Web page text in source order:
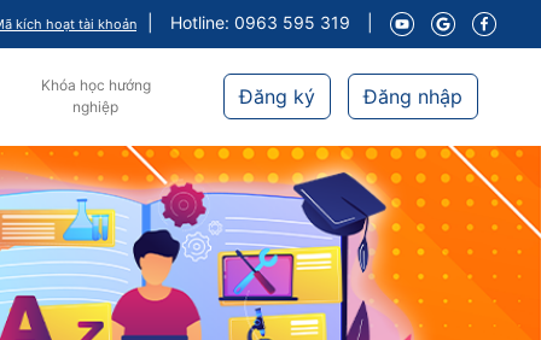
kích hoạt tài khoản Hotline: 0963 595 319
Khóa học hướng
nghiệp
Đăng ký Đăng nhập